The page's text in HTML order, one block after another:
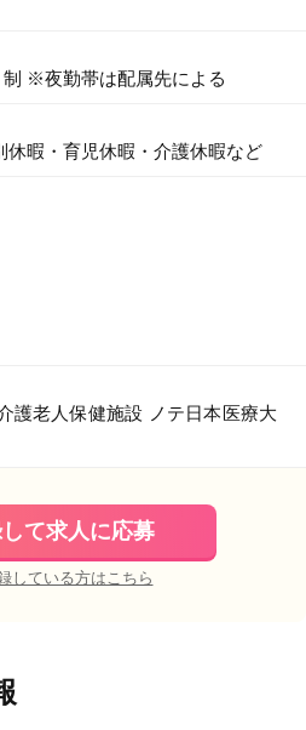
※夜勤帯は配属先による
休暇・育児休暇・介護休暇など
護老人保健施設 ノテ日本医療大
て求人に応募
している方はこちら